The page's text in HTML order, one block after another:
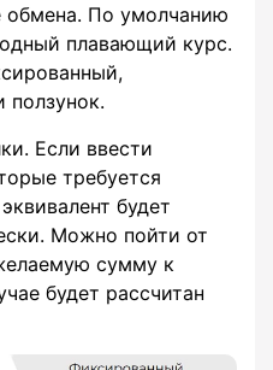
обмена. По умолчанию
плавающий курс.
ползунок.
Если ввести
требуется
будет
Можно пойти от
сумму к
будет рассчитан